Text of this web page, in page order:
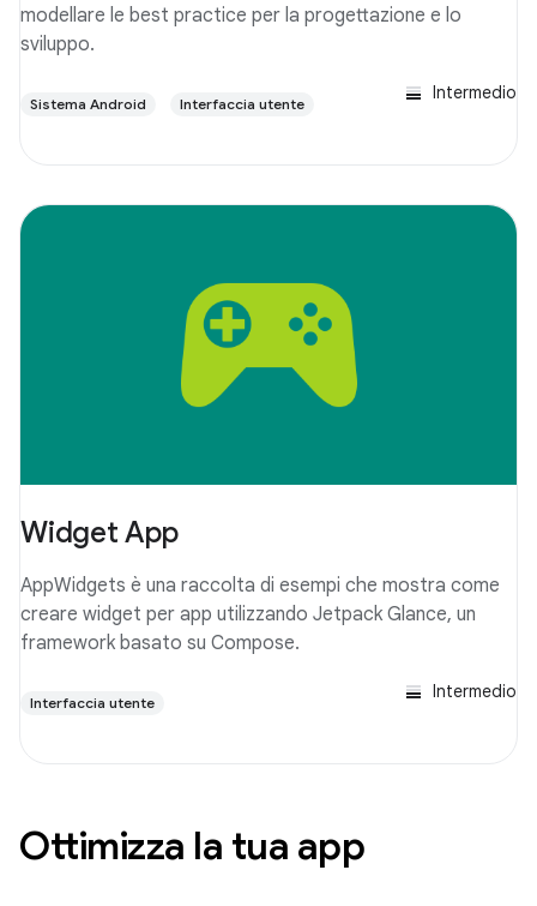
modellare le best practice per la progettazione e lo
sviluppo.
Sistema Android Interfaccia utente
Intermedio
Widget App
AppWidgets è una raccolta di esempi che mostra come
creare widget per app utilizzando Jetpack Glance, un
framework basato su Compose.
Interfaccia utente
Intermedio
Ottimizza la tua app